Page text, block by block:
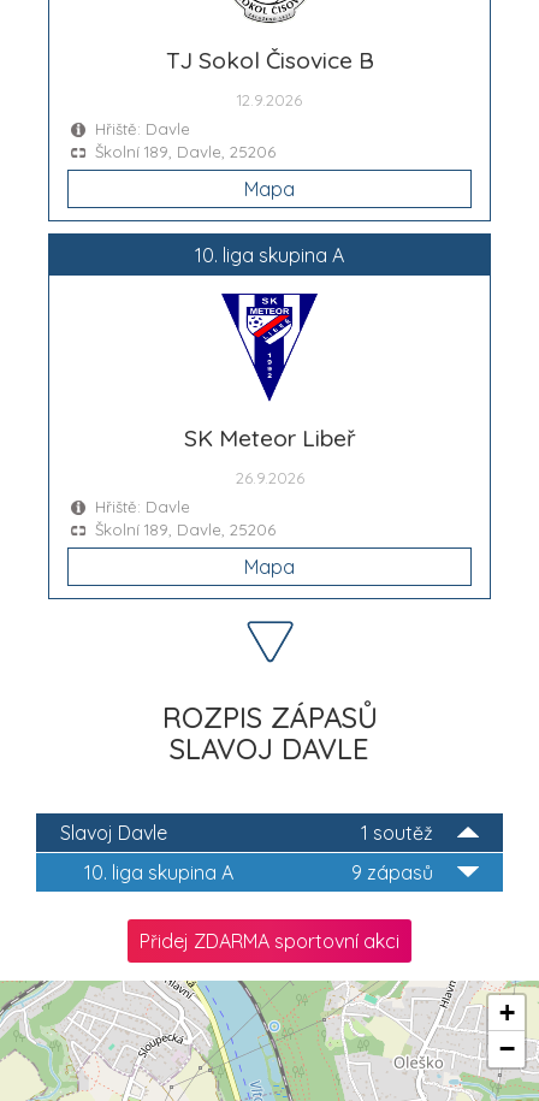
TJ Sokol Čisovice B
12.9.2026
Hřiště: Davle
Školní 189, Davle, 25206
Mapa
10. liga skupina A
SK Meteor Libeř
26.9.2026
Hřiště: Davle
Školní 189, Davle, 25206
Mapa
ROZPIS ZÁPASŮ
SLAVOJ DAVLE
1 soutěž
Slavoj Davle
9 zápasů
10. liga skupina A
Přidej ZDARMA sportovní akci
+
−